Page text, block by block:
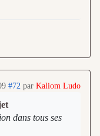
#72 par Kaliom Ludo
dans tous ses